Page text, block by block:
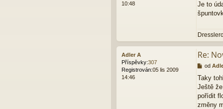
10:48
í
s
v
Je to
Adler A
Příspěvky:307
Registrován:05 lis 2009
14:46
Re:
P
í
s
p
ě
od
Taky
Ještě
pořídit
změny